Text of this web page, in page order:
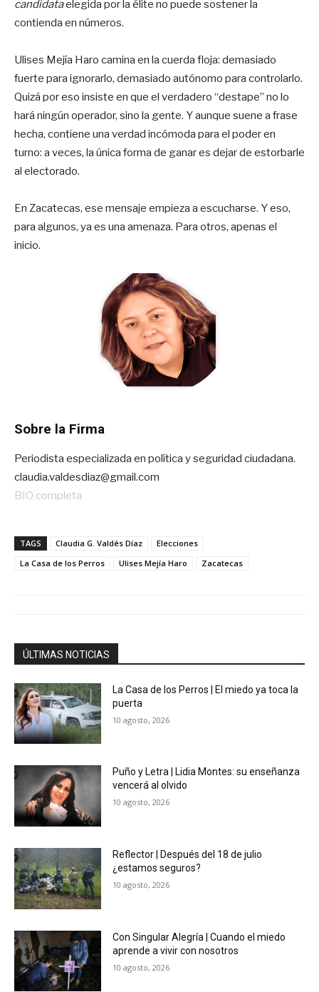
candidataelegida por la élite no puede sostener la
contienda en números.
Ulises Mejía Haro camina en la cuerda floja: demasiado
fuerte para ignorarlo, demasiado autónomo para controlarlo.
Quizá por eso insiste en que el verdadero “destape” no lo
hará ningún operador, sino la gente. Y aunque suene a frase
hecha, contiene una verdad incómoda para el poder en
turno: a veces, la única forma de ganar es dejar de estorbarle
al electorado.
En Zacatecas, ese mensaje empieza a escucharse. Y eso,
para algunos, ya es una amenaza. Para otros, apenas el
inicio.
Sobre la Firma
Periodista especializada en política y seguridad ciudadana.
claudia.valdesdiaz@gmail.com
BIO completa
TAGS Claudia G. Valdés Díaz
Elecciones
La Casa de los Perros
Ulises Mejía Haro Zacatecas
ÚLTIMAS NOTICIAS
La Casa de los Perros | El miedo ya toca la
puerta
10 agosto, 2026
Puño y Letra | Lidia Montes: su enseñanza
vencerá al olvido
10 agosto, 2026
Reflector | Después del 18 de julio
¿estamos seguros?
10 agosto, 2026
Con Singular Alegría | Cuando el miedo
aprende a vivir con nosotros
10 agosto, 2026